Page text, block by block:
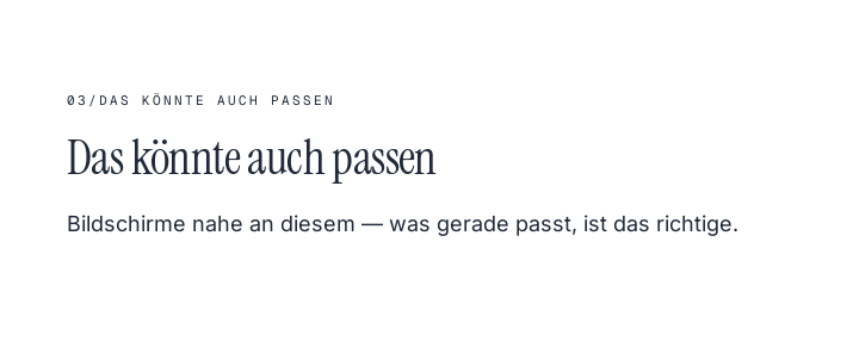
03 / DAS KÖNNTE AUCH PASSEN
Das könnte auch passen
Bildschirme nahe an diesem — was gerade passt, ist das richtige.